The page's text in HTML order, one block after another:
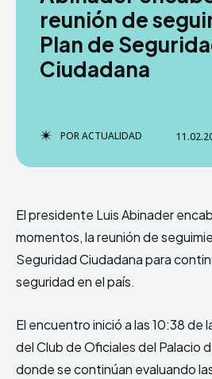
TERMS & CONDITIONS
EchoVerse
Comparte esto:
Facebook X
TERMS & CONDITIONS
EchoVerse
Comparte esto:
Facebook X
reunión de
Plan de
Ciudadana
PORACTUALIDAD
El presidente Luis Abinader
momentos, la reunión de
Seguridad Ciudadana para
seguridad en el país.
El encuentro inició a las 10:38 de
del Club de Oficiales del Palacio
donde se continúan evaluando